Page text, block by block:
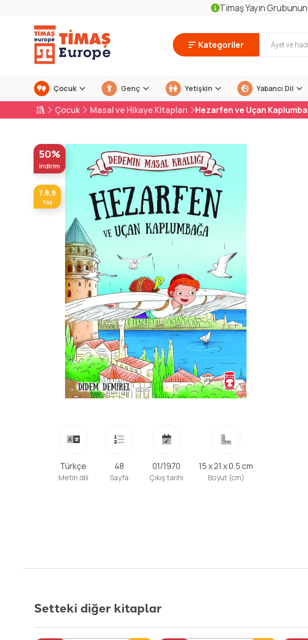
Timaş Yayın
Kategoriler
Çocuk Genç Yetişkin Yabancı Dil
Çocuk Masal ve Hikaye Kitapları Hezarfen ve Uçan
50%
indirim
7,8,9
Yaş
Türkçe
Metin dili
48
Sayfa
01/1970
Çıkış tarihi
15 x 21 x 0.5 cm
Boyut (cm)
Setteki diğer kitaplar